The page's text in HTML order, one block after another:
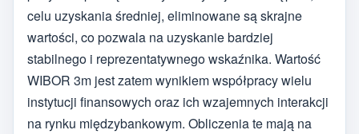
celu uzyskania średniej, eliminowane są skrajne
wartości, co pozwala na uzyskanie bardziej
stabilnego i reprezentatywnego wskaźnika. Wartość
WIBOR 3m jest zatem wynikiem współpracy wielu
instytucji finansowych oraz ich wzajemnych interakcji
na rynku międzybankowym. Obliczenia te mają na